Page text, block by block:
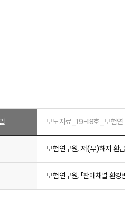
보도자료_19-18호_보험
보험연구원, 저(무)해지 환
보험연구원, 「판매채널 환